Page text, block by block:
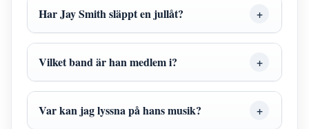
Har Jay Smith släppt en jullåt?
Vilket band är han medlem i?
Var kan jag lyssna på hans musik?